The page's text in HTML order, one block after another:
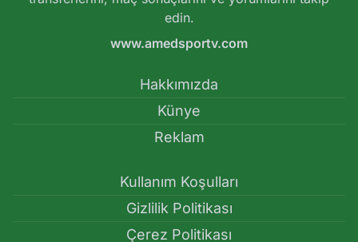
edin.
www.amedsportv.com
Hakkımızda
Künye
Reklam
Kullanım Koşulları
Gizlilik Politikası
Çerez Politikası